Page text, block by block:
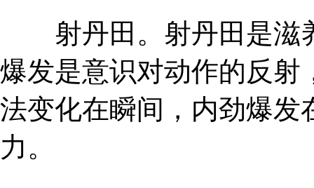
射丹田。射丹田是滋
爆发是意识对动作的反射
法变化在瞬间，内劲爆发
力。